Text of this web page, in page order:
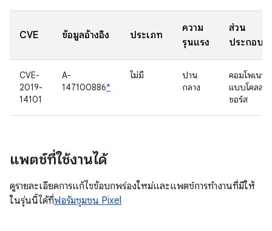
CVE ข้อมูลอ้างอิง ประเภท
ความ
รุนแรง
ส่วน
ประกอบ
CVE-
2019-
14101
A-
147100886*
ไม่มี
ปาน
กลาง
คอมโพเนนต์
แบบโคลส
ซอร์ส
แพตช์ที่ใช้งานได้
ดูรายละเอียดการแก้ไขข้อบกพร่องใหม่และแพตช์การทํางานที่มีให้
ในรุ่นนี้ได้ที่ฟอรัมชุมชน Pixel